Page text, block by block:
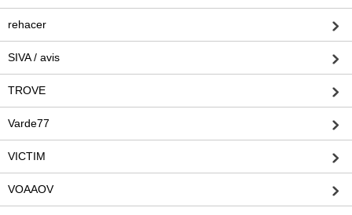
rehacer
SIVA / avis
TROVE
Varde77
VICTIM
VOAAOV